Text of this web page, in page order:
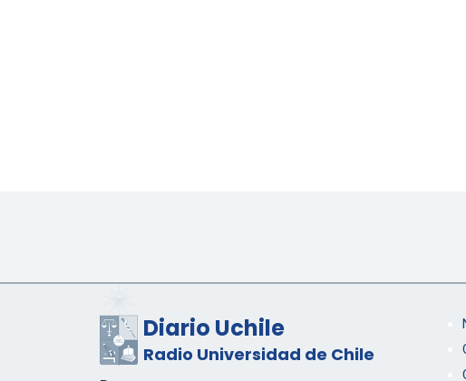
Diario Uchile
Radio Universidad de Chile